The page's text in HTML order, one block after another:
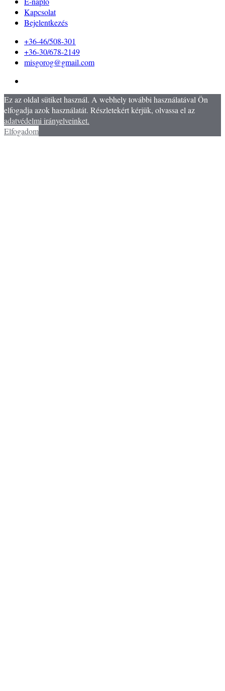
Kapcsolat
Bejelentkezés
+36-46/508-301
+36-30/678-2149
misgorog@gmail.com
Ez az oldal sütiket használ. A webhely további használatával Ön
elfogadja azok használatát. Részletekért kérjük, olvassa el az
adatvédelmi irányelveinket.
Elfogadom